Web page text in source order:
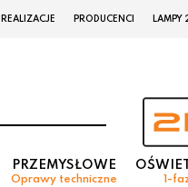
REALIZACJE PRODUCENCI LAMPY
PRZEMYSŁOWE
Oprawy techniczne 1-